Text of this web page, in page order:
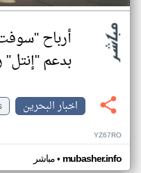
أرباح
بدعم
اخبار البحرين
YZ67RO
مباشر• mubasher.info